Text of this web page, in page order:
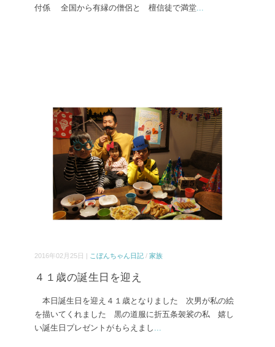
付係 全国から有縁の僧侶と 檀信徒で満堂...
2016年02月25日 | こぼんちゃん日記 / 家族
４１歳の誕生日を迎え
本日誕生日を迎え４１歳となりました 次男が私の絵
を描いてくれました 黒の道服に折五条袈裟の私 嬉し
い誕生日プレゼントがもらえまし ...